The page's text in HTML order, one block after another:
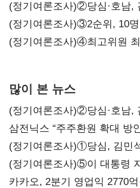
시사
(정기여론조사)②당심·호남,
(정기여론조사)③2순위, 10
'한 자릿수'
(정기여론조사)④최고위원
많이 본 뉴스
(정기여론조사)②당심·호남,
삼전닉스 “주주환원 확대 방
보내
(정기여론조사)①당심, 김민
지지도 '50% 아래로'(종합)
(정기여론조사)⑤이 대통령
만에 다시 40%대
카카오, 2분기 영업익 2770